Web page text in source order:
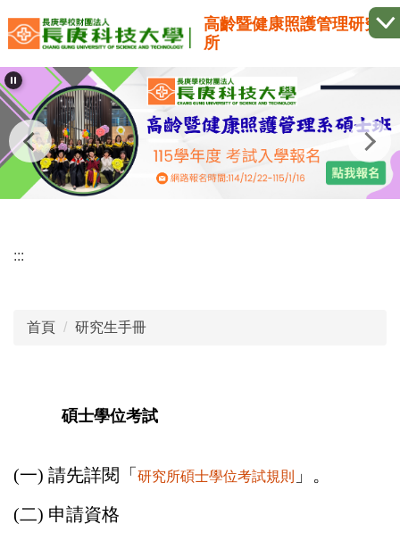
到
要
內
容
區
高齡暨健康照護管理研究
所
:::
首頁 研究生手冊
碩士學位考試
(一) 請先詳閱「 研究所碩士學位考試規則
」。
(二) 申請資格